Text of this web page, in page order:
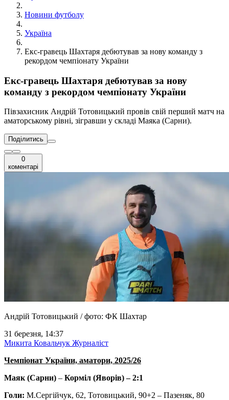
Новини футболу
Україна
Екс-гравець Шахтаря дебютував за нову команду з
рекордом чемпіонату України
Екс-гравець Шахтаря дебютував за нову
команду з рекордом чемпіонату України
Півзахисник Андрій Тотовицький провів свій перший матч на
аматорському рівні, зігравши у складі Маяка (Сарни).
Поділитись
0
коментарі
Андрій Тотовицький / фото: ФК Шахтар
31 березня, 14:37
Микита Ковальчук Журналіст
Чемпіонат України, аматори, 2025/26
Маяк (Сарни) – Корміл (Яворів) – 2:1
Голи: М.Сергійчук, 62, Тотовицький, 90+2 – Пазеняк, 80